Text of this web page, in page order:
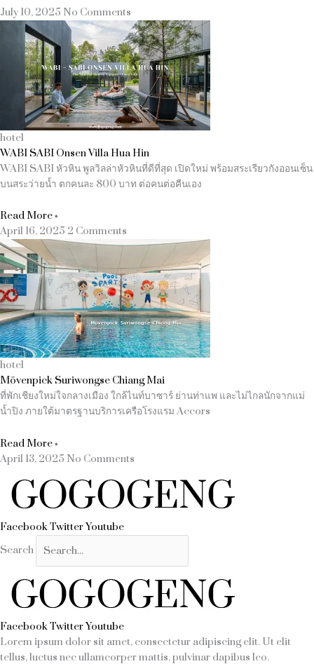
July 10, 2025 No Comments
hotel
WABI SABI Onsen Villa Hua Hin
WABI SABI หัวหิน พูลวิลล่าหัวหินที่ดีที่สุด เปิดใหม่ พร้อมสระเรียวกังออนเซ็น
บนสระว่ายน้ำ ตกคนละ 800 บาท ต่อคนต่อคืนเอง
Read More »
April 16, 2025 2 Comments
hotel
Mövenpick Suriwongse Chiang Mai
ที่พักเชียงใหม่ใจกลางเมือง ใกล้ไนท์บาซาร์ ย่านท่าแพ และไม่ไกลนักจากแม่
น้ำปิง ภายใต้มาตรฐานบริการเครือโรงแรม Accors
Read More »
April 13, 2025 No Comments
FacebookTwitterYoutube
Search
FacebookTwitterYoutube
Lorem ipsum dolor sit amet, consectetur adipiscing elit. Ut elit
tellus, luctus nec ullamcorper mattis, pulvinar dapibus leo.